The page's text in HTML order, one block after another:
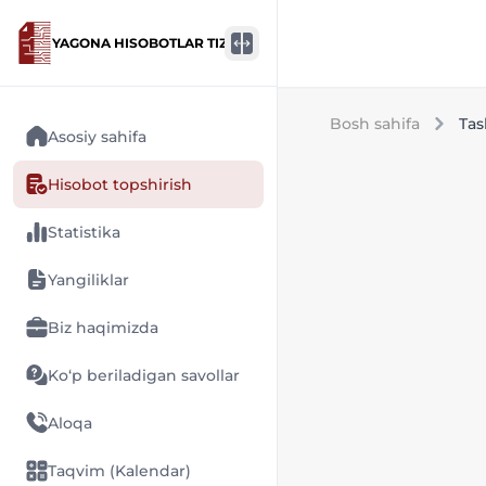
YAGONA HISOBOTLAR TIZIMI
Asosiy sahifa
Hisobot topshirish
Statistika
Yangiliklar
Biz haqimizda
Ko‘p beriladigan savollar
Aloqa
Taqvim (Kalendar)
Bosh sahifa